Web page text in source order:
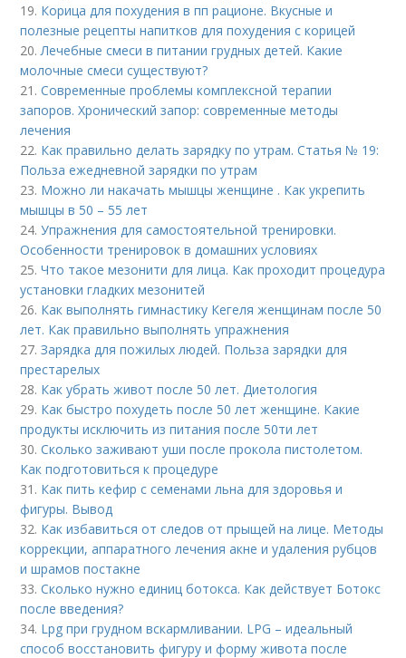
19. Корица для похудения в пп рационе. Вкусные и
полезные рецепты напитков для похудения с корицей
20. Лечебные смеси в питании грудных детей. Какие
молочные смеси существуют?
21.Современные проблемы комплексной терапии
запоров. Хронический запор: современные методы
лечения
22. Как правильно делать зарядку по утрам. Статья № 19:
Польза ежедневной зарядки по утрам
23. Можно ли накачать мышцы женщине . Как укрепить
мышцы в 50 – 55 лет
24.Упражнения для самостоятельной тренировки.
Особенности тренировок в домашних условиях
25.Что такое мезонити для лица. Как проходит процедура
установки гладких мезонитей
26. Как выполнять гимнастику Кегеля женщинам после 50
лет. Как правильно выполнять упражнения
27.Зарядка для пожилых людей. Польза зарядки для
престарелых
28. Как убрать живот после 50 лет. Диетология
29. Как быстро похудеть после 50 лет женщине. Какие
продукты исключить из питания после 50ти лет
30.Сколько заживают уши после прокола пистолетом.
Как подготовиться к процедуре
31. Как пить кефир с семенами льна для здоровья и
фигуры. Вывод
32. Как избавиться от следов от прыщей на лице. Методы
коррекции, аппаратного лечения акне и удаления рубцов
и шрамов постакне
33.Сколько нужно единиц ботокса. Как действует Ботокс
после введения?
34. Lpg при грудном вскармливании. LPG – идеальный
способ восстановить фигуру и форму живота после